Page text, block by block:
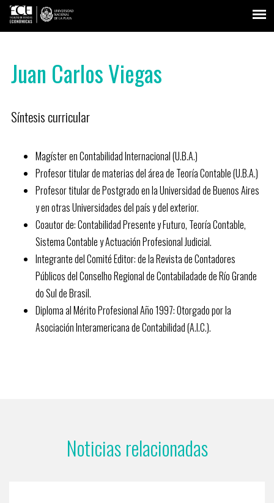
Juan Carlos Viegas
Síntesis curricular
Magíster en Contabilidad Internacional (U.B.A.)
Profesor titular de materias del área de Teoría Contable (U.B.A.)
Profesor titular de Postgrado en la Universidad de Buenos Aires
y en otras Universidades del país y del exterior.
Coautor de: Contabilidad Presente y Futuro, Teoría Contable,
Sistema Contable y Actuación Profesional Judicial.
Integrante del Comité Editor: de la Revista de Contadores
Públicos del Conselho Regional de Contabiladade de Río Grande
do Sul de Brasil.
Diploma al Mérito Profesional Año 1997: Otorgado por la
Asociación Interamericana de Contabilidad (A.I.C.).
Noticias relacionadas